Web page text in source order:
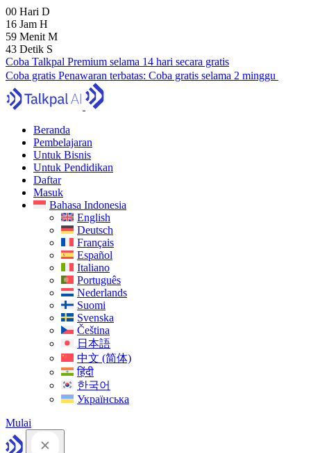
00 Hari D
16 Jam H
59 Menit M
41 Detik S
Coba Talkpal Premium selama 14 hari secara gratis
Coba gratis Penawaran terbatas: Coba gratis selama 2 minggu
Beranda
Pembelajaran
Untuk Bisnis
Untuk Pendidikan
Daftar
Masuk
Bahasa Indonesia
English
Deutsch
Français
Español
Italiano
Português
Nederlands
Suomi
Svenska
Čeština
日本語
中文 (简体)
हिंदी
한국어
Українська
Mulai